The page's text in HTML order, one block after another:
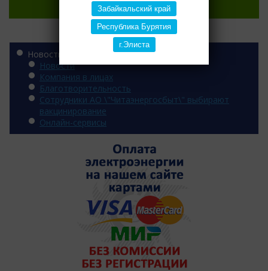
Забайкальский край
Республика Бурятия
г.Элиста
Регион:
Категории
Новости
Новости
Компания в лицах
Благотворительность
Сотрудники АО \"Читаэнергосбыт\" выбирают
вакцинирование
Онлайн-сервисы